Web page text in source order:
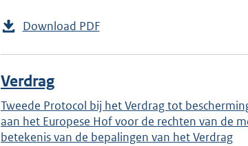
Download PDF
Verdrag
Tweede Protocol bij het Verdrag tot
aan het Europese Hof voor de rechten van de
betekenis van de bepalingen van het Verdrag